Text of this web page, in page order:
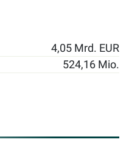
4,05 Mrd. EUR
524,16 Mio.